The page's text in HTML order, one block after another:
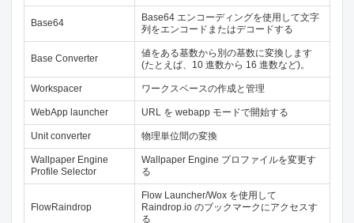
Base64
Base64 エンコーディングを使用して文字
列をエンコードまたはデコードする
Base Converter
値をある基数から別の基数に変換します
(たとえば、10 進数から 16 進数など)。
Workspacer ワークスペースの作成と管理
WebApp launcher URL を webapp モードで開始する
Unit converter 物理単位間の変換
Wallpaper Engine
Profile Selector
Wallpaper Engine プロファイルを変更す
る
FlowRaindrop
Flow Launcher/Wox を使用して
Raindrop.io のブックマークにアクセスす
る